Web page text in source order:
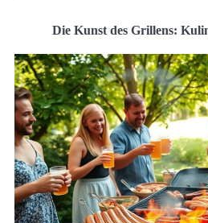
Die Kunst des Grillens: